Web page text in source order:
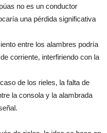
no es un conductor
una pérdida significativa
entre los alambres podría
corriente, interfiriendo con la
de los rieles, la falta de
la consola y la alambrada